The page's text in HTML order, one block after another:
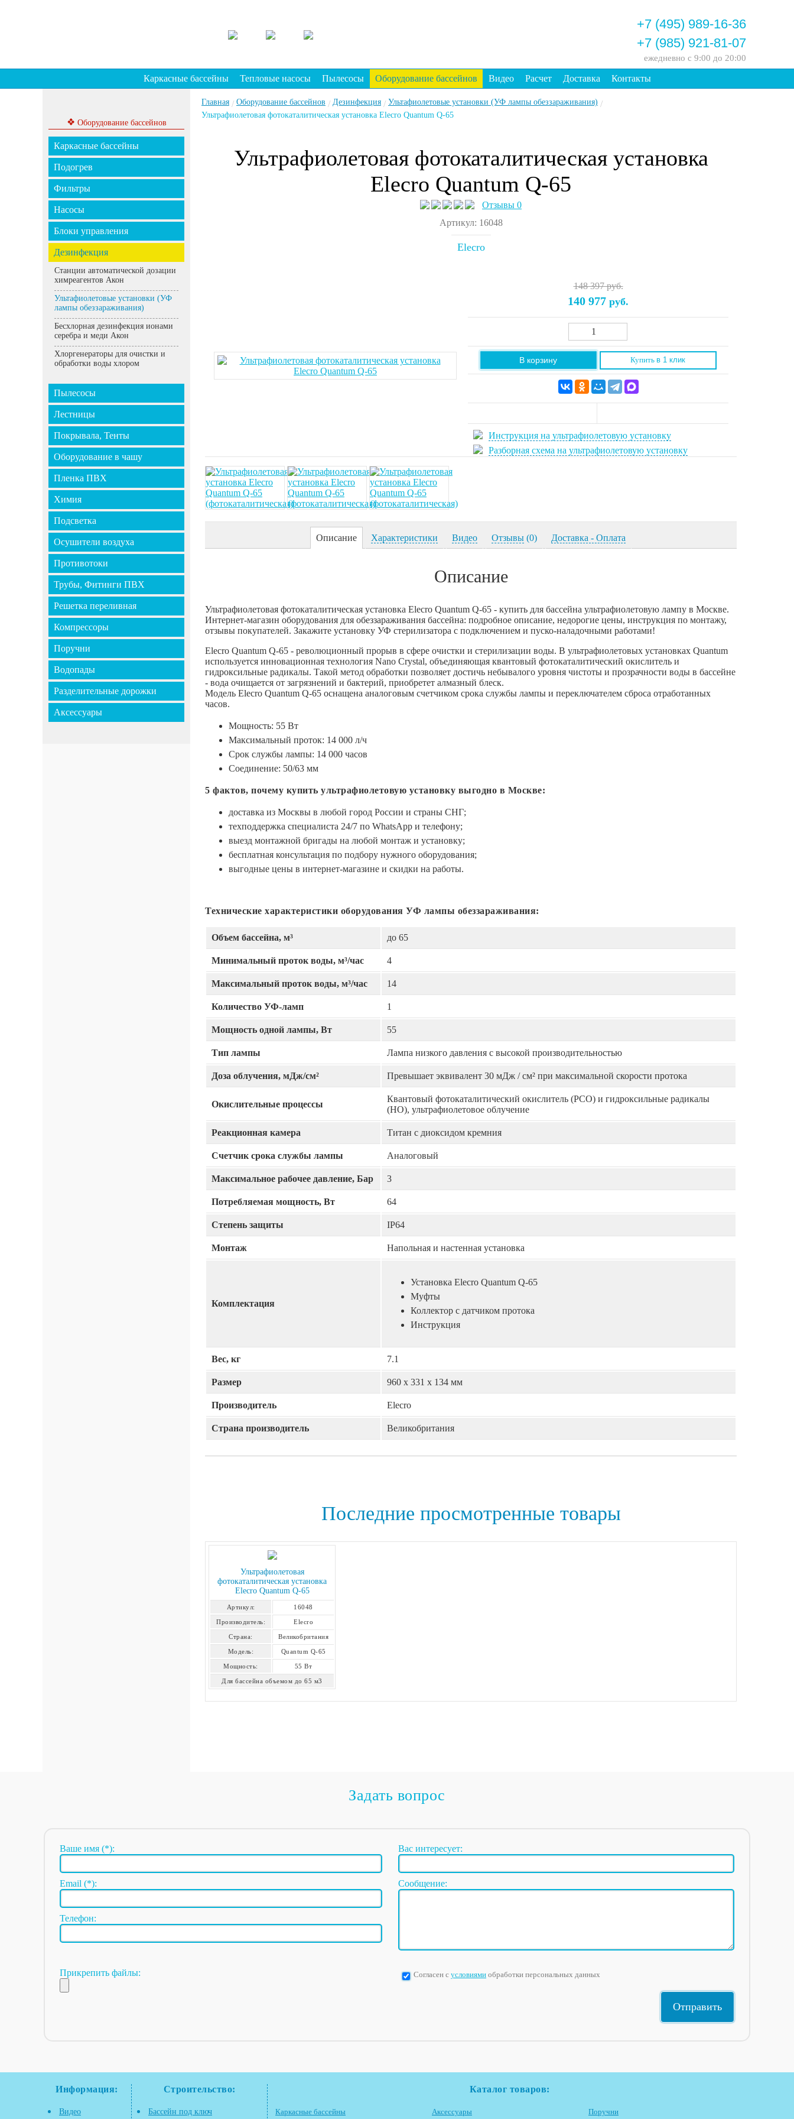
+7 (495) 989-16-36
+7 (985) 921-81-07
ежедневно с 9:00 до 20:00
Каркасные бассейны Тепловые насосы Пылесосы Оборудование бассейнов Видео Расчет Доставка Контакты
❖ Оборудование бассейнов
Каркасные бассейны
Подогрев
Фильтры
Насосы
Блоки управления
Дезинфекция
Станции автоматической дозации
химреагентов Акон
Ультафиолетовые установки (УФ
лампы обеззараживания)
Бесхлорная дезинфекция ионами
серебра и меди Акон
Хлоргенераторы для очистки и
обработки воды хлором
Пылесосы
Лестницы
Покрывала, Тенты
Оборудование в чашу
Пленка ПВХ
Химия
Подсветка
Осушители воздуха
Противотоки
Трубы, Фитинги ПВХ
Решетка переливная
Компрессоры
Поручни
Водопады
Разделительные дорожки
Аксессуары
Главная / Оборудование бассейнов / Дезинфекция / Ультафиолетовые установки (УФ лампы обеззараживания) /
Ультрафиолетовая фотокаталитическая установка Elecro Quantum Q-65
Ультрафиолетовая фотокаталитическая установка
Elecro Quantum Q-65
Отзывы 0
Артикул: 16048
Elecro
148 397 руб.
140 977 руб.
В корзину Купитьв 1 клик
Инструкция на ультрафиолетовую установку
Разборная схема на ультрафиолетовую установку
Описание Характеристики Видео Отзывы (0) Доставка - Оплата
Описание
Ультрафиолетовая фотокаталитическая установка Elecro Quantum Q-65 - купить для бассейна ультрафиолетовую лампу в Москве.
Интернет-магазин оборудования для обеззараживания бассейна: подробное описание, недорогие цены, инструкция по монтажу,
отзывы покупателей. Закажите установку УФ стерилизатора с подключением и пуско-наладочными работами!
Elecro Quantum Q-65 - революционный прорыв в сфере очистки и стерилизации воды. В ультрафиолетовых установках Quantum
используется инновационная технология Nano Crystal, объединяющая квантовый фотокаталитический окислитель и
гидроксильные радикалы. Такой метод обработки позволяет достичь небывалого уровня чистоты и прозрачности воды в бассейне
- вода очищается от загрязнений и бактерий, приобретет алмазный блеск.
Модель Elecro Quantum Q-65 оснащена аналоговым счетчиком срока службы лампы и переключателем сброса отработанных
часов.
Мощность: 55 Вт
Максимальный проток: 14 000 л/ч
Срок службы лампы: 14 000 часов
Соединение: 50/63 мм
5 фактов, почему купить ультрафиолетовую установку выгодно в Москве:
доставка из Москвы в любой город России и страны СНГ;
техподдержка специалиста 24/7 по WhatsApp и телефону;
выезд монтажной бригады на любой монтаж и установку;
бесплатная консультация по подбору нужного оборудования;
выгодные цены в интернет-магазине и скидки на работы.
Технические характеристики оборудования УФ лампы обеззараживания:
Объем бассейна, м³ до 65
Минимальный проток воды, м³/час 4
Максимальный проток воды, м³/час 14
Количество УФ-ламп 1
Мощность одной лампы, Вт 55
Тип лампы Лампа низкого давления с высокой производительностью
Доза облучения, мДж/см² Превышает эквивалент 30 мДж / см² при максимальной скорости протока
Окислительные процессы
Квантовый фотокаталитический окислитель (PCO) и гидроксильные радикалы
(HO), ультрафиолетовое облучение
Реакционная камера Титан с диоксидом кремния
Счетчик срока службы лампы Аналоговый
Максимальное рабочее давление, Бар 3
Потребляемая мощность, Вт 64
Степень защиты IP64
Монтаж Напольная и настенная установка
Комплектация
Установка Elecro Quantum Q-65
Муфты
Коллектор с датчиком протока
Инструкция
Вес, кг 7.1
Размер 960 х 331 х 134 мм
Производитель Elecro
Страна производитель Великобритания
Последние просмотренные товары
Ультрафиолетовая
фотокаталитическая установка
Elecro Quantum Q-65
Артикул: 16048
Производитель: Elecro
Страна: Великобритания
Модель: Quantum Q-65
Мощность: 55 Вт
Для бассейна объемом до 65 м3
Задать вопрос
Ваше имя (*):
Email (*):
Телефон:
Вас интересует:
Сообщение:
Прикрепить файлы: Согласен с условиями обработки персональных данных
Информация:
Видео
Строительство:
Бассейн под ключ
Каталог товаров:
Каркасные бассейны Аксессуары Поручни